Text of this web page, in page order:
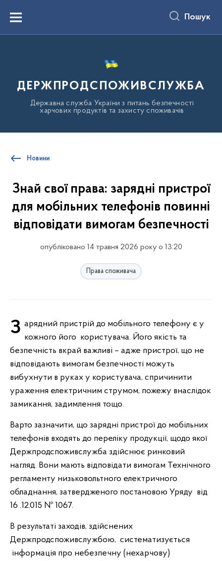
вмістуMenu Пошук
ДЕРЖПРОДСПОЖИВСЛУЖБА
Державна служба України з питань безпечності
харчових продуктів та захисту споживачів
Новини
Знай свої права: зарядні пристрої
для мобільних телефонів повинні
відповідати вимогам безпечності
опубліковано 14 травня 2026 року о 13:20
Права споживача
Зарядний пристрій до мобільного телефону є у кожного його користувача. Його якість та
безпечність вкрай важливі – адже пристрої, що не
відповідають вимогам безпечності можуть
вибухнути в руках у користувача, спричинити
ураження електричним струмом, пожежу внаслідок
замикання, задимлення тощо.
Варто зазначити, що зарядні пристрої до мобільних
телефонів входять до переліку продукції, щодо якої
Держпродспоживслужба здійснює ринковий
нагляд. Вони мають відповідати вимогам Технічного
регламенту низьковольтного електричного
обладнання, затвердженого постановою Уряду від
16 .12.015 № 1067.
В результаті заходів, здійснених
Держпродспоживслужбою, систематизується
інформація про небезпечну (нехарчову)